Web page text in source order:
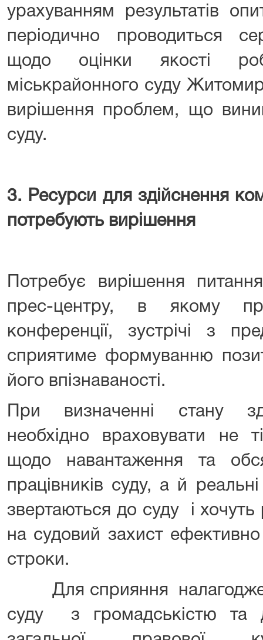
урахуванням результатів
періодично проводиться
щодо оцінки якості
міськрайонного суду
вирішення проблем, що
суду.
3. Ресурси для здійснення
потребують вирішення
Потребує вирішення
прес-центру, в якому
конференції, зустрічі з
сприятиме формуванню
його впізнаваності.
При визначенні стану
необхідно враховувати не
щодо навантаження та
працівників суду, а й
звертаються до суду і хочуть
на судовий захист
строки.
Для сприяння
суду з громадськістю та